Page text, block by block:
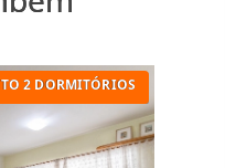
morar em
e praticidade.
2 DORMITÓRIOS